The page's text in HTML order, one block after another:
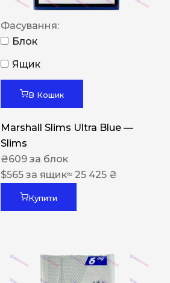
Фасування:
Блок
Ящик
В Кошик
Marshall Slims Ultra Blue —
Slims
₴609 за блок
$565 за ящик≈ 25 425 ₴
Купити